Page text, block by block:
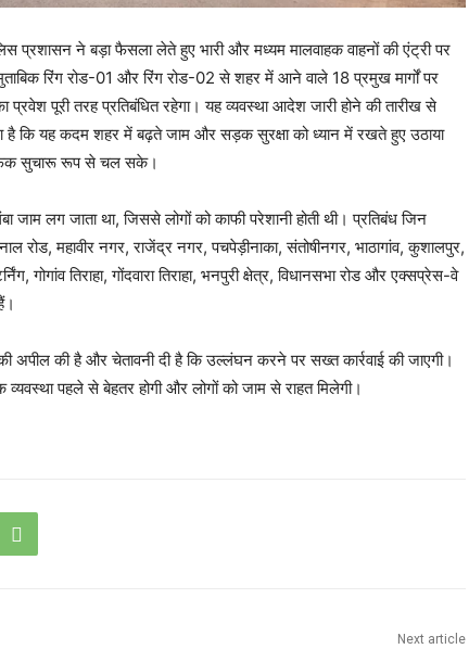
प्रशासन ने बड़ा फैसला लेते हुए भारी और मध्यम मालवाहक वाहनों की एंट्री पर
रिंग रोड-01 और रिंग रोड-02 से शहर में आने वाले 18 प्रमुख मार्गों पर
पूरी तरह प्रतिबंधित रहेगा। यह व्यवस्था आदेश जारी होने की तारीख से
कि यह कदम शहर में बढ़ते जाम और सड़क सुरक्षा को ध्यान में रखते हुए उठाया
सुचारू रूप से चल सके।
जाम लग जाता था, जिससे लोगों को काफी परेशानी होती थी। प्रतिबंध जिन
रोड, महावीर नगर, राजेंद्र नगर, पचपेड़ीनाका, संतोषीनगर, भाठागांव, कुशालपुर,
गोगांव तिराहा, गोंदवारा तिराहा, भनपुरी क्षेत्र, विधानसभा रोड और एक्सप्रेस-वे
अपील की है और चेतावनी दी है कि उल्लंघन करने पर सख्त कार्रवाई की जाएगी।
पहले से बेहतर होगी और लोगों को जाम से राहत मिलेगी।
Next article